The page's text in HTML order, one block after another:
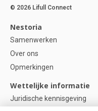
© 2026 Lifull Connect
Nestoria
Samenwerken
Over ons
Opmerkingen
Wettelijke informatie
Juridische kennisgeving